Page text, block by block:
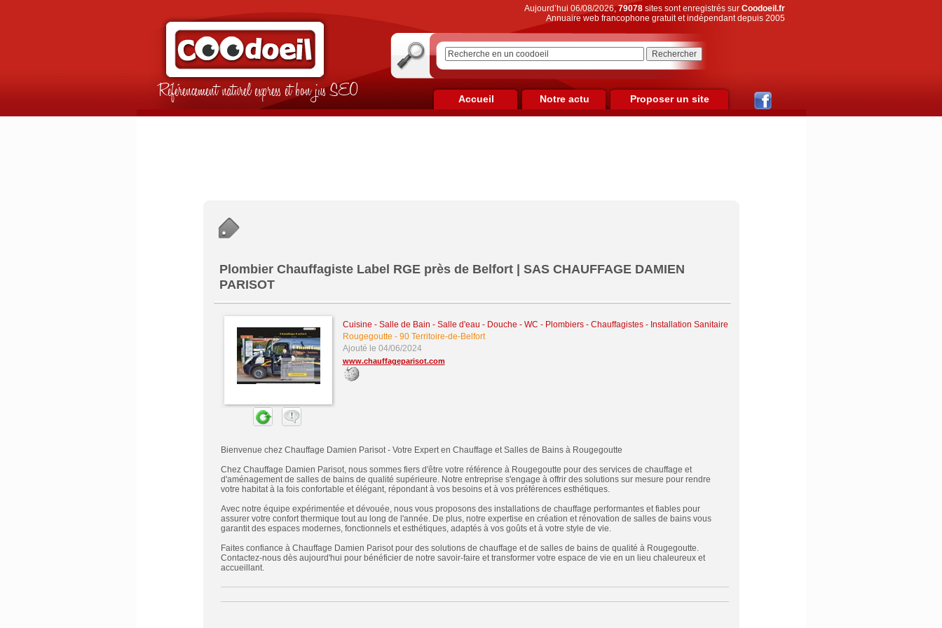
Référencement naturel express et bon jus SEO
Aujourd’hui 06/08/2026,79078sites sont enregistrés sur Coodoeil.fr
Annuaire web francophone gratuit et indépendant depuis 2005
Accueil Notre actu Proposer un site
Plombier Chauffagiste Label RGE près de Belfort | SAS CHAUFFAGE DAMIEN
PARISOT
Cuisine - Salle de Bain - Salle d'eau - Douche - WC - Plombiers - Chauffagistes - Installation Sanitaire
Rougegoutte - 90 Territoire-de-Belfort
Ajouté le 04/06/2024
www.chauffageparisot.com
Bienvenue chez Chauffage Damien Parisot - Votre Expert en Chauffage et Salles de Bains à Rougegoutte
Chez Chauffage Damien Parisot, nous sommes fiers d'être votre référence à Rougegoutte pour des services de chauffage et
d'aménagement de salles de bains de qualité supérieure. Notre entreprise s'engage à offrir des solutions sur mesure pour rendre
votre habitat à la fois confortable et élégant, répondant à vos besoins et à vos préférences esthétiques.
Avec notre équipe expérimentée et dévouée, nous vous proposons des installations de chauffage performantes et fiables pour
assurer votre confort thermique tout au long de l'année. De plus, notre expertise en création et rénovation de salles de bains vous
garantit des espaces modernes, fonctionnels et esthétiques, adaptés à vos goûts et à votre style de vie.
Faites confiance à Chauffage Damien Parisot pour des solutions de chauffage et de salles de bains de qualité à Rougegoutte.
Contactez-nous dès aujourd'hui pour bénéficier de notre savoir-faire et transformer votre espace de vie en un lieu chaleureux et
accueillant.